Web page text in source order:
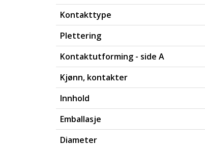
Kontakttype
Plettering
Kontaktutforming - side A
Kjønn, kontakter
Innhold
Emballasje
Diameter